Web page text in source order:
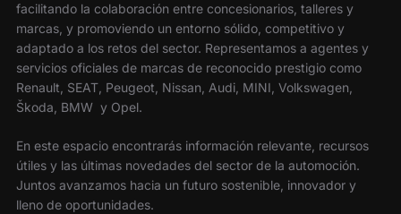
facilitando la colaboración entre concesionarios, talleres y
marcas, y promoviendo un entorno sólido, competitivo y
adaptado a los retos del sector. Representamos a agentes y
servicios oficiales de marcas de reconocido prestigio como
Renault, SEAT, Peugeot, Nissan, Audi, MINI, Volkswagen,
Škoda, BMW y Opel.
En este espacio encontrarás información relevante, recursos
útiles y las últimas novedades del sector de la automoción.
Juntos avanzamos hacia un futuro sostenible, innovador y
lleno de oportunidades.